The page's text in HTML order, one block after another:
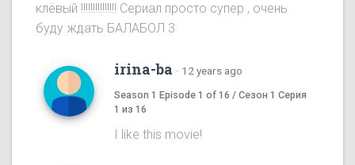
клёвый !!!!!!!!!!!!!!! Сериал просто супер , очень
буду ждать БАЛАБОЛ 3
irina-ba · 12 years ago
Season 1 Episode 1 of 16 / Сезон 1 Серия
1 из 16
I like this movie!